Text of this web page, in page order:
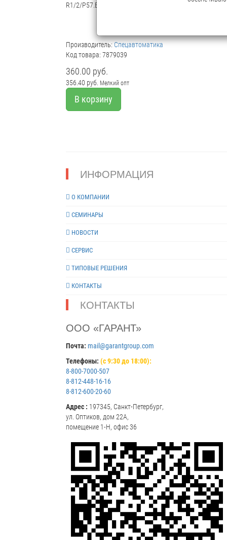
R1/2/P57.B3-«CBН –10» белый, с резьбовым
Производитель:Спецавтоматика
Код товара: 7879039
360.00 руб.
356.40 руб. Мелкий опт
В корзину
ИНФОРМАЦИЯ
О КОМПАНИИ
СЕМИНАРЫ
НОВОСТИ
СЕРВИС
ТИПОВЫЕ РЕШЕНИЯ
КОНТАКТЫ
КОНТАКТЫ
ООО «ГАРАНТ»
Почта: mail@garantgroup.com
Телефоны: (с 9:30 до 18:00):
8-800-7000-507
8-812-448-16-16
8-812-600-20-60
Адрес : 197345, Санкт-Петербург,
ул. Оптиков, дом 22А,
помещение 1-Н, офис 36